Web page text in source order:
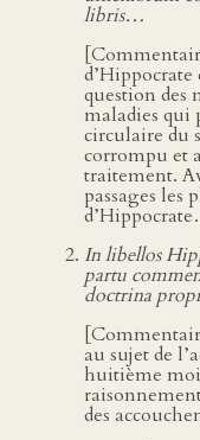
libris…
d’Hippocrate
question des
maladies
circulaire du
corrompu et
traitement.
passages les
In libellos
partu
doctrina
au sujet de
huitième
des